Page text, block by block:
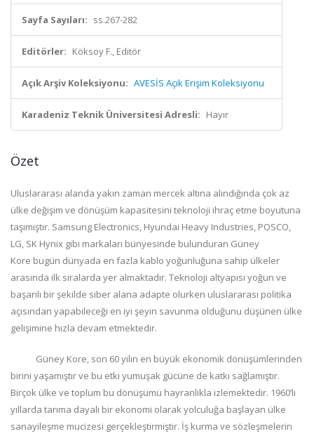
Sayfa Sayıları: ss.267-282
Editörler: Köksoy F., Editör
Açık Arşiv Koleksiyonu: AVESİS Açık Erişim Koleksiyonu
Karadeniz Teknik Üniversitesi Adresli: Hayır
Özet
Uluslararası alanda yakın zaman mercek altına alındığında çok az
ülke değişim ve dönüşüm kapasitesini teknoloji ihraç etme boyutuna
taşımıştır. Samsung Electronics, Hyundai Heavy Industries, POSCO,
LG, SK Hynix gibi markaları bünyesinde bulunduran Güney
Kore bugün dünyada en fazla kablo yoğunluğuna sahip ülkeler
arasında ilk sıralarda yer almaktadır. Teknoloji altyapısı yoğun ve
başarılı bir şekilde siber alana adapte olurken uluslararası politika
açısından yapabileceği en iyi şeyin savunma olduğunu düşünen ülke
gelişimine hızla devam etmektedir.
Güney Kore, son 60 yılın en büyük ekonomik dönüşümlerinden
birini yaşamıştır ve bu etki yumuşak gücüne de katkı sağlamıştır.
Birçok ülke ve toplum bu dönüşümü hayranlıkla izlemektedir. 1960’lı
yıllarda tarıma dayalı bir ekonomi olarak yolculuğa başlayan ülke
sanayileşme mucizesi gerçekleştirmiştir. İş kurma ve sözleşmelerin